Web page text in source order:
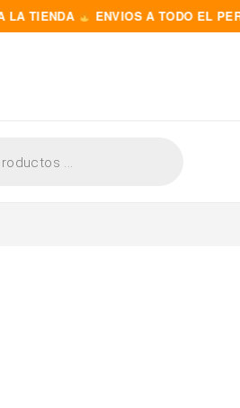
TIENDA ENVIOS A TODO EL PERÚ